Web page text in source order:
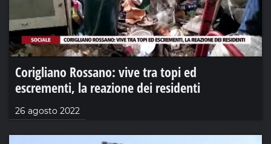
Corigliano Rossano: vive tra topi ed
escrementi, la reazione dei residenti
26 agosto 2022